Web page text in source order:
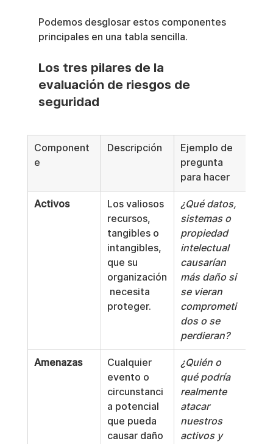
Podemos desglosar estos componentes
principales en una tabla sencilla.
Los tres pilares de la
evaluación de riesgos de
seguridad
Component
e
Descripción
Ejemplo de
pregunta
para hacer
Activos
Los valiosos
recursos,
tangibles o
intangibles,
que su
organización
necesita
proteger.
¿Qué datos,
sistemas o
propiedad
intelectual
causarían
más daño si
se vieran
comprometi
dos o se
perdieran?
Amenazas
Cualquier
evento o
circunstanci
a potencial
que pueda
causar daño
¿Quién o
qué podría
realmente
atacar
nuestros
activos y